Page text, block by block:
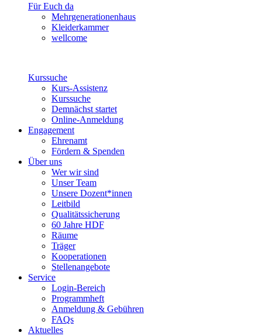
Für Euch da
Mehrgenerationenhaus
Kleiderkammer
wellcome
Kurssuche
Kurs-Assistenz
Kurssuche
Demnächst startet
Online-Anmeldung
Engagement
Ehrenamt
Fördern & Spenden
Über uns
Wer wir sind
Unser Team
Unsere Dozent*innen
Leitbild
Qualitätssicherung
60 Jahre HDF
Räume
Träger
Kooperationen
Stellenangebote
Service
Login-Bereich
Programmheft
Anmeldung & Gebühren
FAQs
Aktuelles